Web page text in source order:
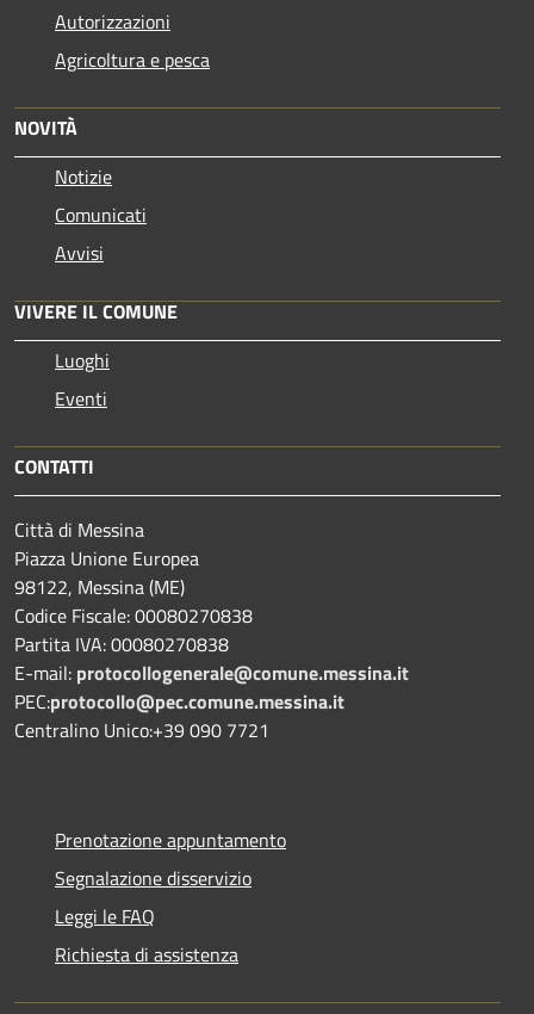
Autorizzazioni
Agricoltura e pesca
NOVITÀ
Notizie
Comunicati
Avvisi
VIVERE IL COMUNE
Luoghi
Eventi
CONTATTI
Città di Messina
Piazza Unione Europea
98122, Messina (ME)
Codice Fiscale: 00080270838
Partita IVA: 00080270838
E-mail: protocollogenerale@comune.messina.it
PEC:protocollo@pec.comune.messina.it
Centralino Unico:+39 090 7721
Prenotazione appuntamento
Segnalazione disservizio
Leggi le FAQ
Richiesta di assistenza